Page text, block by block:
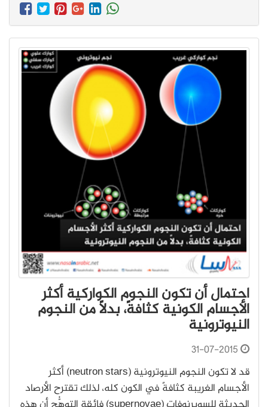
احتمال أن تكون النجوم الكواركية أكثر
الأجسام الكونية كثافةً، بدلاً من النجوم
النيوترونية
31-07-2015
قد لا تكون النجوم النيوترونية (neutron stars) أكثر
الأجسام الغريبة كثافةً في الكون كله، لذلك تقترح الأرصاد